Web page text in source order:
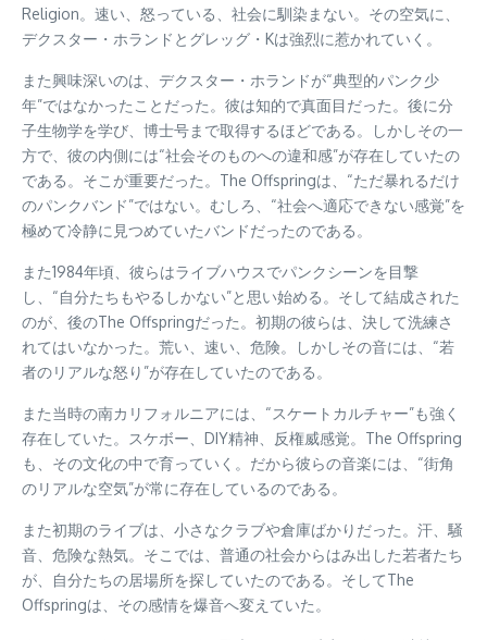
Religion。速い、怒っている、社会に馴染まない。その空気に、
デクスター・ホランドとグレッグ・Kは強烈に惹かれていく。
また興味深いのは、デクスター・ホランドが“典型的パンク少
年”ではなかったことだった。彼は知的で真面目だった。後に分
子生物学を学び、博士号まで取得するほどである。しかしその一
方で、彼の内側には“社会そのものへの違和感”が存在していたの
である。そこが重要だった。The Offspringは、“ただ暴れるだけ
のパンクバンド”ではない。むしろ、“社会へ適応できない感覚”を
極めて冷静に見つめていたバンドだったのである。
また1984年頃、彼らはライブハウスでパンクシーンを目撃
し、“自分たちもやるしかない”と思い始める。そして結成された
のが、後のThe Offspringだった。初期の彼らは、決して洗練さ
れてはいなかった。荒い、速い、危険。しかしその音には、“若
者のリアルな怒り”が存在していたのである。
また当時の南カリフォルニアには、“スケートカルチャー”も強く
存在していた。スケボー、DIY精神、反権威感覚。The Offspring
も、その文化の中で育っていく。だから彼らの音楽には、“街角
のリアルな空気”が常に存在しているのである。
また初期のライブは、小さなクラブや倉庫ばかりだった。汗、騒
音、危険な熱気。そこでは、普通の社会からはみ出した若者たち
が、自分たちの居場所を探していたのである。そしてThe
Offspringは、その感情を爆音へ変えていた。